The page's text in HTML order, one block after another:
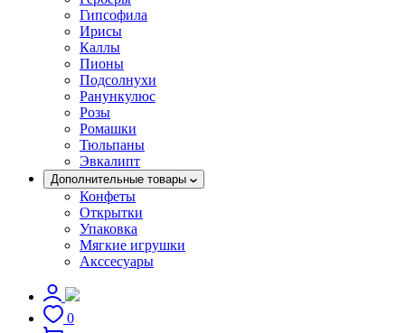
Гипсофила
Ирисы
Каллы
Пионы
Подсолнухи
Ранункулюс
Розы
Ромашки
Тюльпаны
Эвкалипт
Дополнительные товары
Конфеты
Открытки
Упаковка
Мягкие игрушки
Акссесуары
0